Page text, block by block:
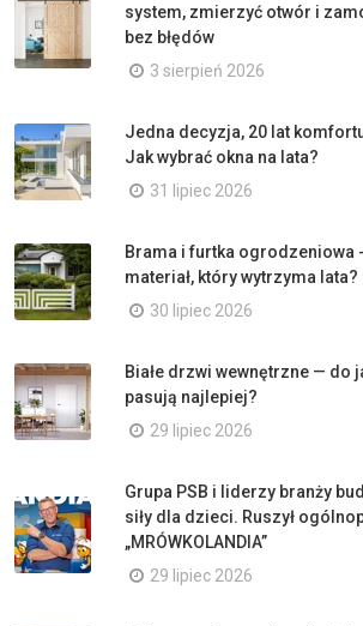
system, zmierzyć otwór i
bez błędów
3 sierpień 2026
Jedna decyzja, 20 lat
Jak wybrać okna na lata?
31 lipiec 2026
Brama i furtka ogrodzeniowa
materiał, który wytrzyma lata?
30 lipiec 2026
Białe drzwi wewnętrzne — do
pasują najlepiej?
29 lipiec 2026
Grupa PSB i liderzy branży
siły dla dzieci. Ruszył
„MRÓWKOLANDIA”
29 lipiec 2026